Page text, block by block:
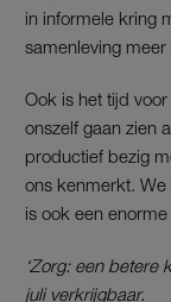
in informele kring
samenleving
Ook is het tijd
onszelf gaan zien
productief bezig
ons kenmerkt. We
is ook een enorme
‘Zorg: een betere
juli verkrijgbaar.